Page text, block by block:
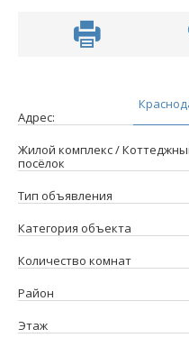
Адрес:
Жилой комплекс /
посёлок
Тип объявления
Категория объекта
Количество комнат
Район
Этаж